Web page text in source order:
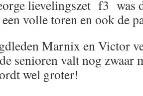
lievelingszet f3 was
volle toren en ook de
Marnix en Victor
senioren valt nog zwaar
wel groter!